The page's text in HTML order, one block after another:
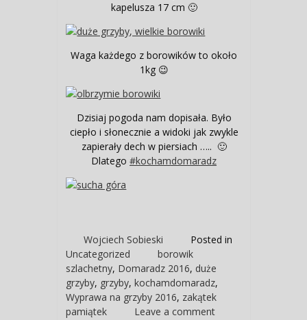
kapelusza 17 cm 🙂
Waga każdego z borowików to około
1kg 😉
Dzisiaj pogoda nam dopisała. Było
ciepło i słonecznie a widoki jak zwykle
zapierały dech w piersiach ….. 🙂
Dlatego #kochamdomaradz
Wojciech Sobieski
Posted in
Uncategorized
borowik
szlachetny, Domaradz 2016, duże
grzyby, grzyby,kochamdomaradz,
Wyprawa na grzyby 2016, zakątek
pamiątek
Leave a comment